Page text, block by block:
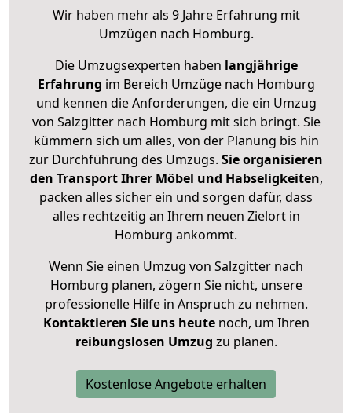
Wir haben mehr als 9 Jahre Erfahrung mit
Umzügen nach Homburg.
Die Umzugsexperten haben langjährige
Erfahrung im Bereich Umzüge nach Homburg
und kennen die Anforderungen, die ein Umzug
von Salzgitter nach Homburg mit sich bringt. Sie
kümmern sich um alles, von der Planung bis hin
zur Durchführung des Umzugs. Sie organisieren
den Transport Ihrer Möbel und Habseligkeiten,
packen alles sicher ein und sorgen dafür, dass
alles rechtzeitig an Ihrem neuen Zielort in
Homburg ankommt.
Wenn Sie einen Umzug von Salzgitter nach
Homburg planen, zögern Sie nicht, unsere
professionelle Hilfe in Anspruch zu nehmen.
Kontaktieren Sie uns heutenoch, um Ihren
reibungslosen Umzug zu planen.
Kostenlose Angebote erhalten